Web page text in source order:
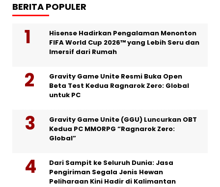
BERITA POPULER
Hisense Hadirkan Pengalaman Menonton
FIFA World Cup 2026™ yang Lebih Seru dan
Imersif dari Rumah
Gravity Game Unite Resmi Buka Open
Beta Test Kedua Ragnarok Zero: Global
untuk PC
Gravity Game Unite (GGU) Luncurkan OBT
Kedua PC MMORPG “Ragnarok Zero:
Global”
Dari Sampit ke Seluruh Dunia: Jasa
Pengiriman Segala Jenis Hewan
Peliharaan Kini Hadir di Kalimantan